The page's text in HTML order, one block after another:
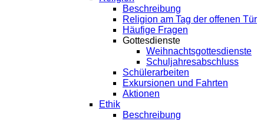
Beschreibung
Religion am Tag der offenen Tür
Häufige Fragen
Gottesdienste
Weihnachtsgottesdienste
Schuljahresabschluss
Schülerarbeiten
Exkursionen und Fahrten
Aktionen
Ethik
Beschreibung